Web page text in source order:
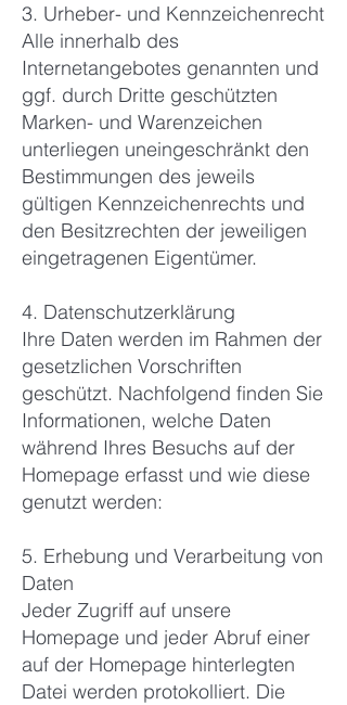
3. Urheber- und Kennzeichenrecht
Alle innerhalb des
Internetangebotes genannten und
ggf. durch Dritte geschützten
Marken- und Warenzeichen
unterliegen uneingeschränkt den
Bestimmungen des jeweils
gültigen Kennzeichenrechts und
den Besitzrechten der jeweiligen
eingetragenen Eigentümer.
4. Datenschutzerklärung
Ihre Daten werden im Rahmen der
gesetzlichen Vorschriften
geschützt. Nachfolgend finden Sie
Informationen, welche Daten
während Ihres Besuchs auf der
Homepage erfasst und wie diese
genutzt werden:
5. Erhebung und Verarbeitung von
Daten
Jeder Zugriff auf unsere
Homepage und jeder Abruf einer
auf der Homepage hinterlegten
Datei werden protokolliert. Die